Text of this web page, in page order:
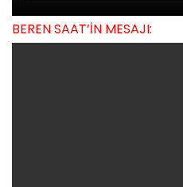
BEREN SAAT’İN MESAJI: